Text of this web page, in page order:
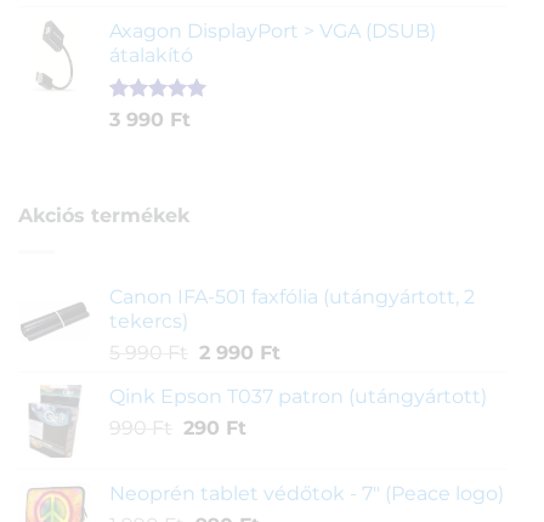
ből,
értékelés
alapján
was:
290 Ft.
is:
Axagon DisplayPort > VGA (DSUB)
átalakító
Értékelés
1
3 990 Ft
Akciós termékek
Canon IFA-501 faxfólia (utángyártott, 2
tekercs)
5 990 Ft
Original
was:
5
2 990 FtCurrent
is:
Qink Epson T037 patron (utángyártott)
990 Ft
Original
990 Ft.
290 FtCurrent
290 Ft.
Neoprén tablet védőtok - 7" (Peace logo)